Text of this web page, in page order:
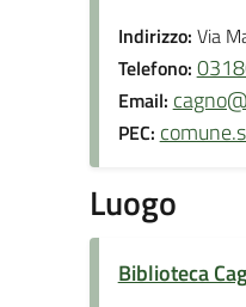
Indirizzo: Via
Telefono:
Email:
PEC:
Luogo
Biblioteca